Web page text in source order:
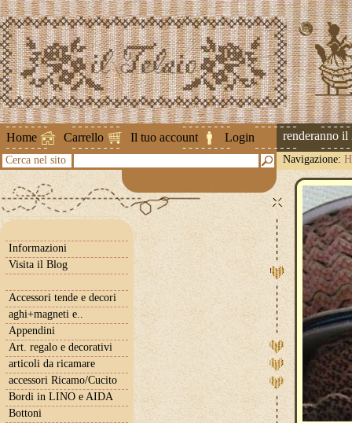
Home Carrello Il tuo account Login
Attenzione ! Le spedizioni riprenderanno il 2
Cerca nel sito Navigazione:
Informazioni
Visita il Blog
Accessori tende e decori
aghi+magneti e..
Appendini
Art. regalo e decorativi
articoli da ricamare
accessori Ricamo/Cucito
Bordi in LINO e AIDA
Bottoni